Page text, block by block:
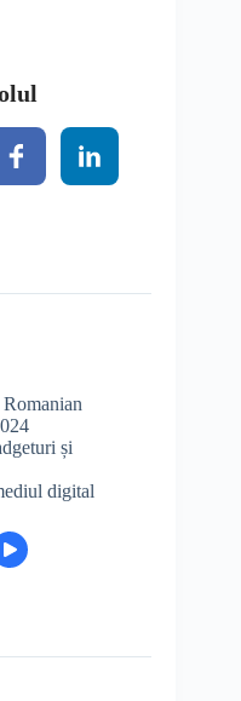
și
digital